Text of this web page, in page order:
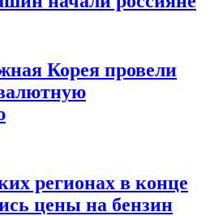
Корея провели
регионах в конце
цены на бензин